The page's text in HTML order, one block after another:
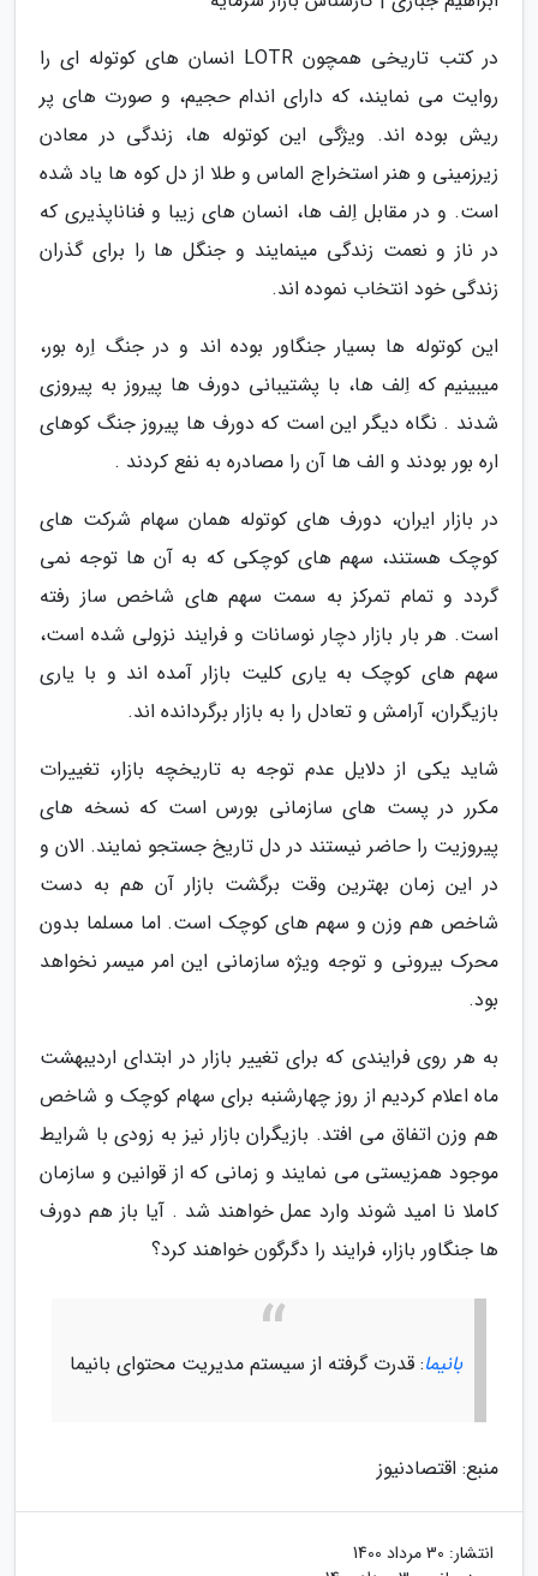
در کتب تاریخی همچون LOTR انسان های کوتوله ای را
روایت می نمایند، که دارای اندام حجیم، و صورت های پر
ریش بوده اند. ویژگی این کوتوله ها، زندگی در معادن
زیرزمینی و هنر استخراج الماس و طلا از دل کوه ها یاد شده
است. و در مقابل اِلف ها، انسان های زیبا و فناناپذیری که
در ناز و نعمت زندگی مینمایند و جنگل ها را برای گذران
زندگی خود انتخاب نموده اند.
این کوتوله ها بسیار جنگاور بوده اند و در جنگ اِره بور،
میبینیم که اِلف ها، با پشتیبانی دورف ها پیروز به پیروزی
شدند . نگاه دیگر این است که دورف ها پیروز جنگ کوهای
اره بور بودند و الف ها آن را مصادره به نفع کردند .
در بازار ایران، دورف های کوتوله همان سهام شرکت های
کوچک هستند، سهم های کوچکی که به آن ها توجه نمی
گردد و تمام تمرکز به سمت سهم های شاخص ساز رفته
است. هر بار بازار دچار نوسانات و فرایند نزولی شده است،
سهم های کوچک به یاری کلیت بازار آمده اند و با یاری
بازیگران، آرامش و تعادل را به بازار برگردانده اند.
شاید یکی از دلایل عدم توجه به تاریخچه بازار، تغییرات
مکرر در پست های سازمانی بورس است که نسخه های
پیروزیت را حاضر نیستند در دل تاریخ جستجو نمایند. الان و
در این زمان بهترین وقت برگشت بازار آن هم به دست
شاخص هم وزن و سهم های کوچک است. اما مسلما بدون
محرک بیرونی و توجه ویژه سازمانی این امر میسر نخواهد
بود.
به هر روی فرایندی که برای تغییر بازار در ابتدای اردیبهشت
ماه اعلام کردیم از روز چهارشنبه برای سهام کوچک و شاخص
هم وزن اتفاق می افتد. بازیگران بازار نیز به زودی با شرایط
موجود همزیستی می نمایند و زمانی که از قوانین و سازمان
کاملا نا امید شوند وارد عمل خواهند شد . آیا باز هم دورف
ها جنگاور بازار، فرایند را دگرگون خواهند کرد؟
بانیما: قدرت گرفته از سیستم مدیریت محتوای بانیما
منبع: اقتصادنیوز
انتشار: 30 مرداد 1400